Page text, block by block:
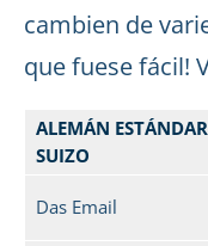
cambien de
que fuese fácil!
ALEMÁN ESTÁNDAR
SUIZO
Das Email